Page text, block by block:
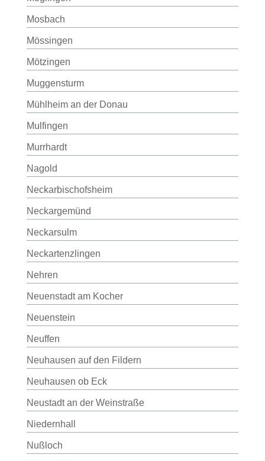
Mosbach
Mössingen
Mötzingen
Muggensturm
Mühlheim an der Donau
Mulfingen
Murrhardt
Nagold
Neckarbischofsheim
Neckargemünd
Neckarsulm
Neckartenzlingen
Nehren
Neuenstadt am Kocher
Neuenstein
Neuffen
Neuhausen auf den Fildern
Neuhausen ob Eck
Neustadt an der Weinstraße
Niedernhall
Nußloch